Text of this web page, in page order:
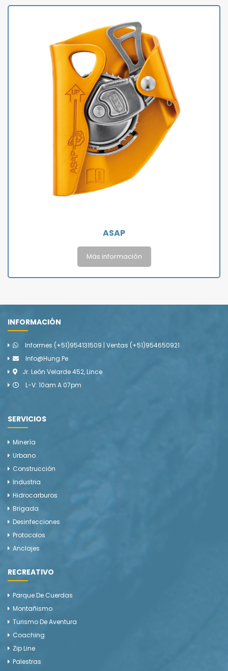
ASAP
Más información
INFORMACIÓN
Informes (+51)954131509 | Ventas (+51)954650921
Info@hung.pe
Jr. León Velarde 452, Lince
L-V: 10am A 07pm
SERVICIOS
Minería
Urbano
Construcción
Industria
Hidrocarburos
Brigada
Desinfecciones
Protocolos
Anclajes
RECREATIVO
Parque De Cuerdas
Montañismo
Turismo De Aventura
Coaching
Zip Line
Palestras